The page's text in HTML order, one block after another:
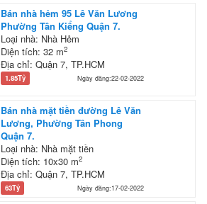
Bán nhà hẻm 95 Lê Văn Lương
Phường Tân Kiểng Quận 7.
Loại nhà: Nhà Hẻm
Diện tích: 32 m2
Địa chỉ: Quận 7, TP.HCM
1.85Tỷ Ngày đăng:22-02-2022
Bán nhà mặt tiền đường Lê Văn
Lương, Phường Tân Phong
Quận 7.
Loại nhà: Nhà mặt tiền
Diện tích: 10x30 m2
Địa chỉ: Quận 7, TP.HCM
63Tỷ Ngày đăng:17-02-2022